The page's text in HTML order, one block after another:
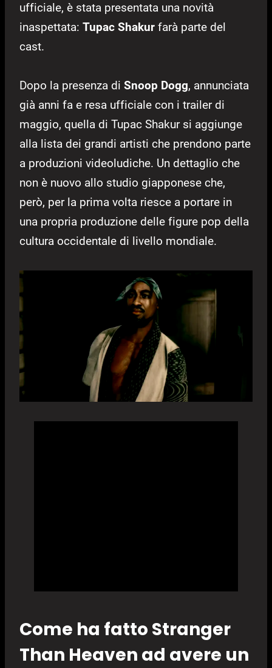
ufficiale, è stata presentata una novità
inaspettata: Tupac Shakur farà parte del
cast.
Dopo la presenza di Snoop Dogg, annunciata
già anni fa e resa ufficiale con i trailer di
maggio, quella di Tupac Shakur si aggiunge
alla lista dei grandi artisti che prendono parte
a produzioni videoludiche. Un dettaglio che
non è nuovo allo studio giapponese che,
però, per la prima volta riesce a portare in
una propria produzione delle figure pop della
cultura occidentale di livello mondiale.
Come ha fatto Stranger
Than Heaven ad avere un